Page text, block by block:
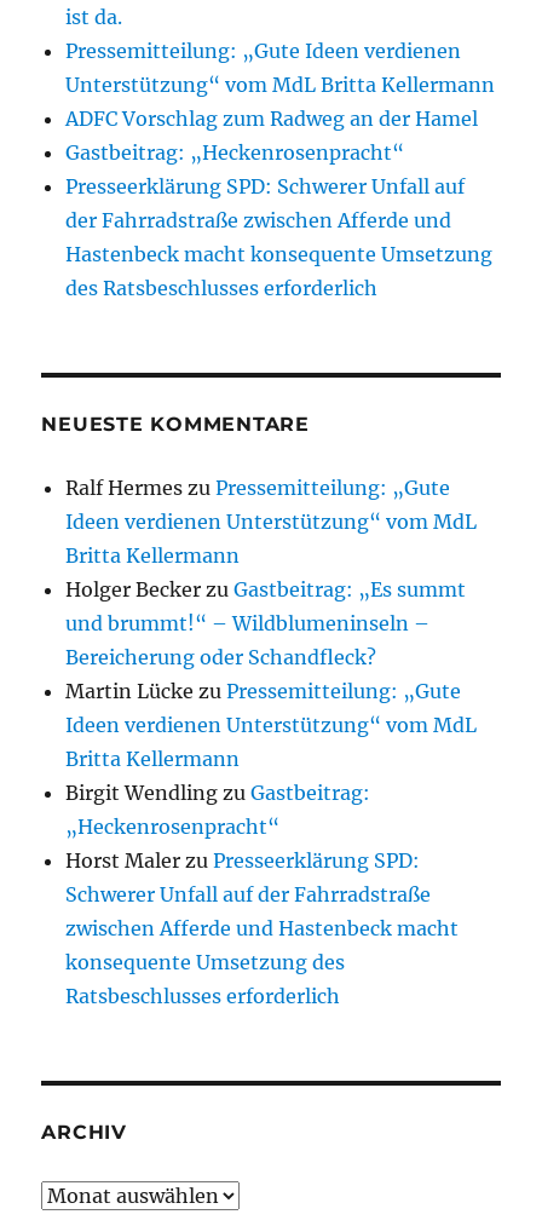
ist da.
Pressemitteilung: „Gute Ideen verdienen
Unterstützung“ vom MdL Britta Kellermann
ADFC Vorschlag zum Radweg an der Hamel
Gastbeitrag: „Heckenrosenpracht“
Presseerklärung SPD: Schwerer Unfall auf
der Fahrradstraße zwischen Afferde und
Hastenbeck macht konsequente Umsetzung
des Ratsbeschlusses erforderlich
NEUESTE KOMMENTARE
Ralf Hermes zuPressemitteilung: „Gute
Ideen verdienen Unterstützung“ vom MdL
Britta Kellermann
Holger Becker zuGastbeitrag: „Es summt
und brummt!“ – Wildblumeninseln –
Bereicherung oder Schandfleck?
Martin Lücke zuPressemitteilung: „Gute
Ideen verdienen Unterstützung“ vom MdL
Britta Kellermann
Birgit Wendling zuGastbeitrag:
„Heckenrosenpracht“
Horst Maler zuPresseerklärung SPD:
Schwerer Unfall auf der Fahrradstraße
zwischen Afferde und Hastenbeck macht
konsequente Umsetzung des
Ratsbeschlusses erforderlich
ARCHIV
Archiv